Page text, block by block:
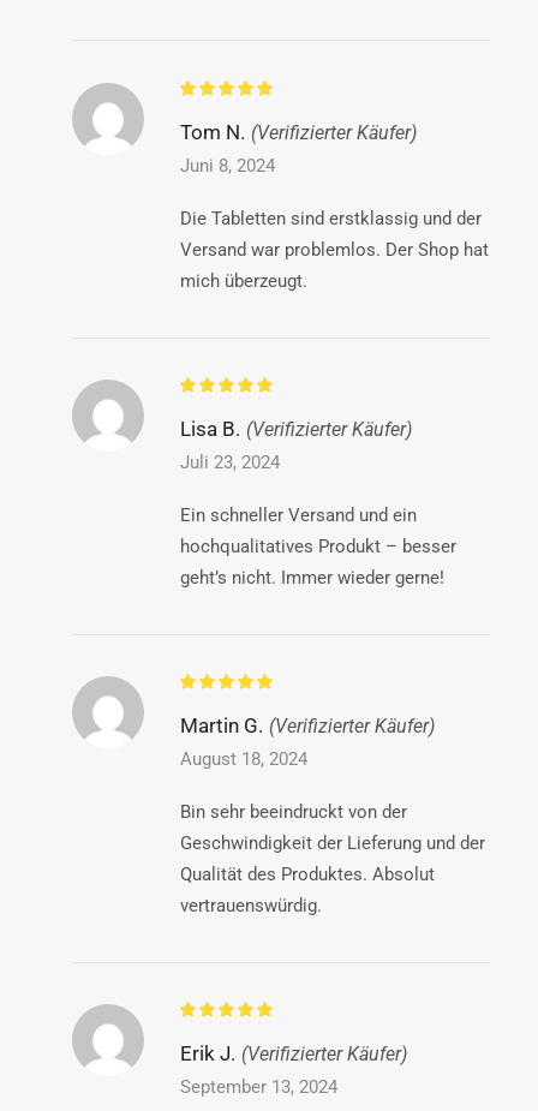
Tom N. (Verifizierter Käufer)
Juni 8, 2024
Die Tabletten sind erstklassig und der
Versand war problemlos. Der Shop hat
mich überzeugt.
Lisa B. (Verifizierter Käufer)
Juli 23, 2024
Ein schneller Versand und ein
hochqualitatives Produkt – besser
geht’s nicht. Immer wieder gerne!
Martin G. (Verifizierter Käufer)
August 18, 2024
Bin sehr beeindruckt von der
Geschwindigkeit der Lieferung und der
Qualität des Produktes. Absolut
vertrauenswürdig.
Erik J. (Verifizierter Käufer)
September 13, 2024